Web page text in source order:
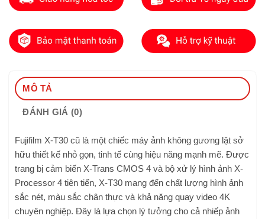
MÔ TẢ
ĐÁNH GIÁ (0)
Fujifilm X-T30 cũ là một chiếc máy ảnh không gương lật sở
hữu thiết kế nhỏ gọn, tinh tế cùng hiệu năng mạnh mẽ. Được
trang bị cảm biến X-Trans CMOS 4 và bộ xử lý hình ảnh X-
Processor 4 tiên tiến, X-T30 mang đến chất lượng hình ảnh
sắc nét, màu sắc chân thực và khả năng quay video 4K
chuyên nghiệp. Đây là lựa chọn lý tưởng cho cả nhiếp ảnh